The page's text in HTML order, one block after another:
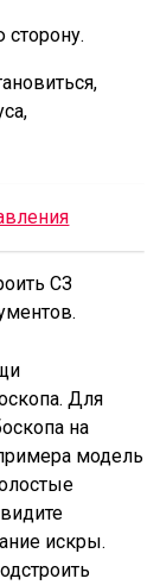
СЗ
Для
на
модель
искры.